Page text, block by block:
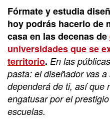
Fórmate y estudia
hoy podrás hacerlo de
casa en las decenas de
universidades que se
territorio. En las
pasta: el diseñador vas
dependerá de ti, así que
engatusar por el
escuelas.